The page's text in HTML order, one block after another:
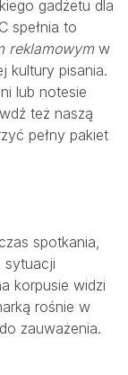
gadżetu dla
spełnia to
reklamowymw
kultury pisania.
lub notesie
też naszą
pełny pakiet
spotkania,
korpusie widzi
rośnie w
zauważenia.